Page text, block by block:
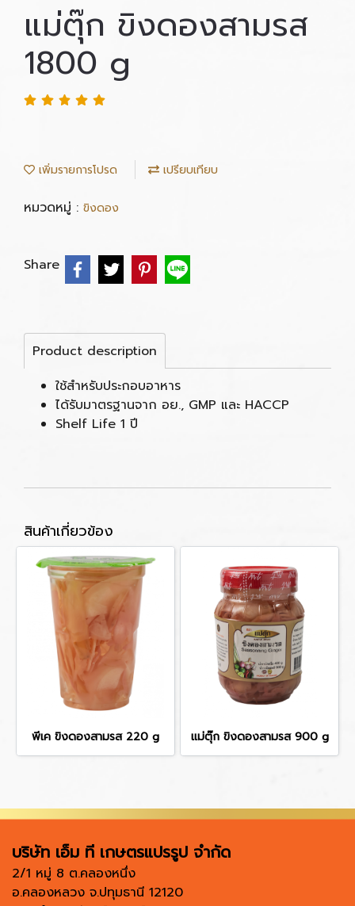
แม่ตุ๊ก ขิงดองสามรส
1800 g
เพิ่มรายการโปรด เปรียบเทียบ
หมวดหมู่ : ขิงดอง
Share
Product description
ใช้สำหรับประกอบอาหาร
ได้รับมาตรฐานจาก อย., GMP และ HACCP
Shelf Life 1 ปี
สินค้าเกี่ยวข้อง
พีเค ขิงดองสามรส 220 g แม่ตุ๊ก ขิงดองสามรส 900 g
บริษัท เอ็ม ที เกษตรแปรรูป จำกัด
2/1 หมู่ 8 ต.คลองหนึ่ง
อ.คลองหลวง จ.ปทุมธานี 12120